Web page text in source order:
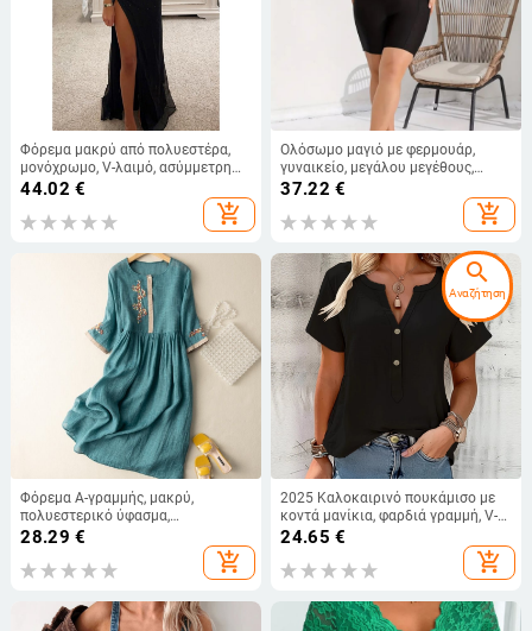
Φόρεμα μακρύ από πολυεστέρα,
μονόχρωμο, V-λαιμό, ασύμμετρη
φούστα
44.02 €
add_shopping_cart
Ολόσωμο μαγιό με φερμουάρ,
γυναικείο, μεγάλου μεγέθους,
μακριά μανίκια, ιδανικό για σερφ
37.22 €
add_shopping_cart
Φόρεμα Α-γραμμής, μακρύ,
πολυεστερικό ύφασμα,
μονόχρωμο, υψηλός γιακάς,
28.29 €
add_shopping_cart
2025 Καλοκαιρινό πουκάμισο με
κοντά μανίκια, φαρδιά γραμμή, V-
λαιμό, μονόχρωμο, πολυεστερ-
ελασταν μείγμα, καθημερινό
δυτικό στυλ
24.65 €
add_shopping_cart
search
Αναζήτηση